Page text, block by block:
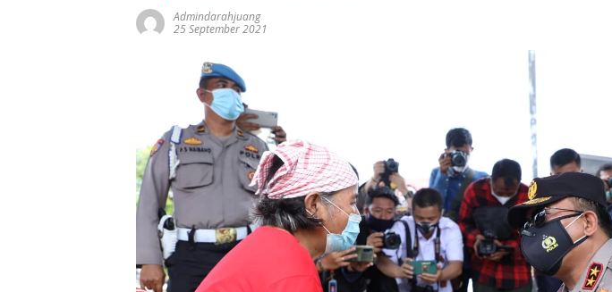
Admindarahjuang
25 September 2021